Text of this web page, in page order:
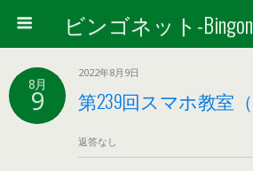
8月
9
2022年8月9日
第239回スマホ教室（
返答なし